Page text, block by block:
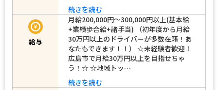
続きを読む
給与
月給200,000円～300,000円以上(基本給
+業績歩合給+諸手当) （初年度から月給
30万円以上のドライバーが多数在籍！あ
なたもできます！！） ☆未経験者歓迎！
広島市で月給30万円以上を目指せちゃ
う！☆ ☆地域トッ…
続きを読む